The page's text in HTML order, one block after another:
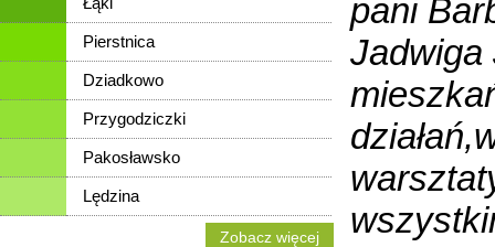
Pierstnica
Dziadkowo
Przygodziczki
Pakosławsko
Lędzina
Zobacz więcej
pani
Jadwiga